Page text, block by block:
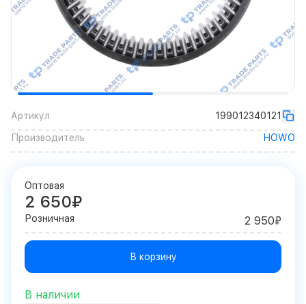
Артикул
199012340121
Производитель
HOWO
Оптовая
2 650₽
Розничная 2 950₽
В корзину
В наличии